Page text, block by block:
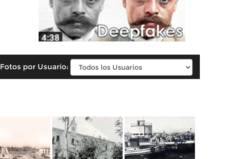
Fotos por Usuario: